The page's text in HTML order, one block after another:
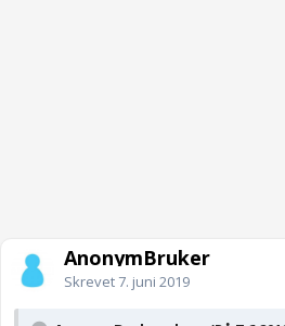
AnonymBruker
Skrevet7. juni 2019